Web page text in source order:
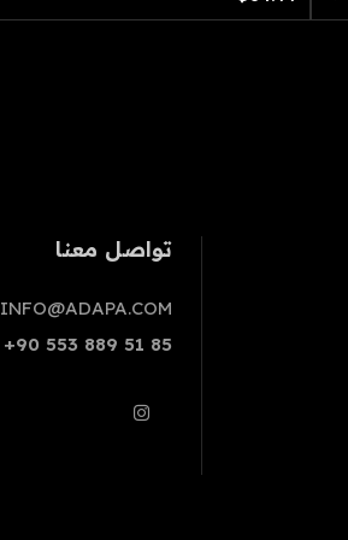
تواصل معنا
INFO@ADAPA.COM
+90 553 889 51 85